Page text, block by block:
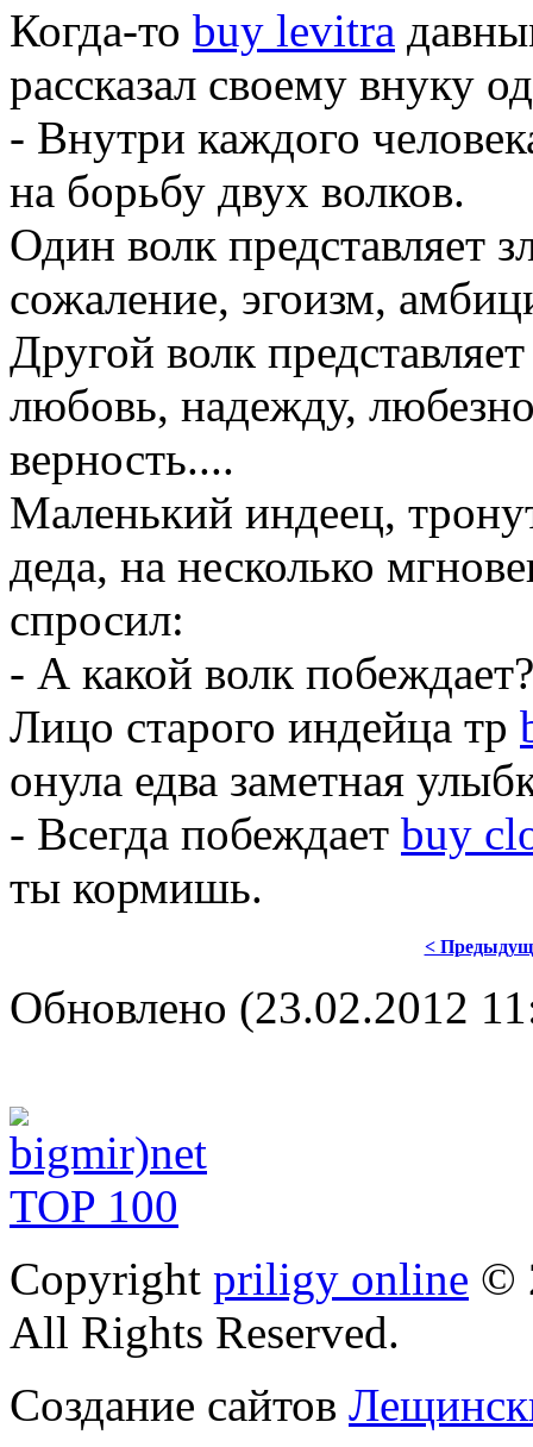
Когда-то buy levitra
рассказал своему внуку
- Внутри каждого
на борьбу двух волков.
Один волк представляет
сожаление, эгоизм,
Другой волк
любовь, надежду,
верность....
Маленький индеец,
деда, на несколько
спросил:
- А какой волк побеждает?
Лицо старого индейца тр
онула едва заметная
- Всегда побеждает buy
ты кормишь.
<
Обновлено (23.02.2012
Copyright priligy online ©
All Rights Reserved.
Создание сайтов